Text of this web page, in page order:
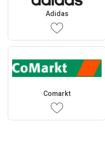
Adidas
Comarkt